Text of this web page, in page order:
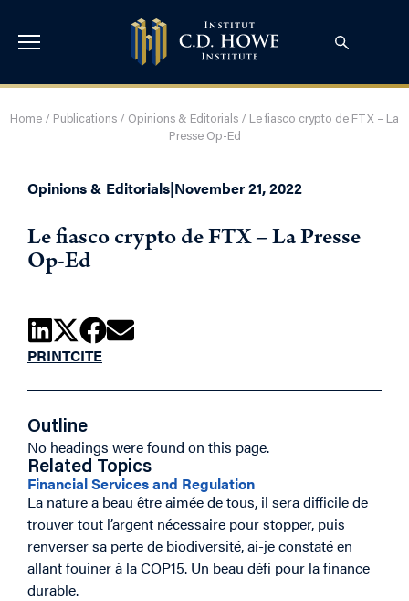
Home / Publications / Opinions & Editorials / Le fiasco crypto de FTX – La
Presse Op-Ed
Opinions & Editorials|November 21, 2022
Le fiasco crypto de FTX – La Presse
Op-Ed
PRINTCITE
Outline
No headings were found on this page.
Related Topics
Financial Services and Regulation
La nature a beau être aimée de tous, il sera difficile de
trouver tout l’argent nécessaire pour stopper, puis
renverser sa perte de biodiversité, ai-je constaté en
allant fouiner à la COP15. Un beau défi pour la finance
durable.